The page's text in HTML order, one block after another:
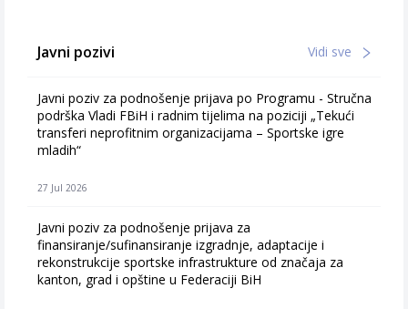
Javni pozivi Vidi sve
Javni poziv za podnošenje prijava po Programu - Stručna
podrška Vladi FBiH i radnim tijelima na poziciji „Tekući
transferi neprofitnim organizacijama – Sportske igre
mladih“
27 Jul 2026
Javni poziv za podnošenje prijava za
finansiranje/sufinansiranje izgradnje, adaptacije i
rekonstrukcije sportske infrastrukture od značaja za
kanton, grad i opštine u Federaciji BiH